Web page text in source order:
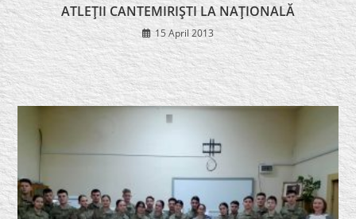
ATLEŢII CANTEMIRIŞTI LA NAŢIONALĂ
15 April 2013